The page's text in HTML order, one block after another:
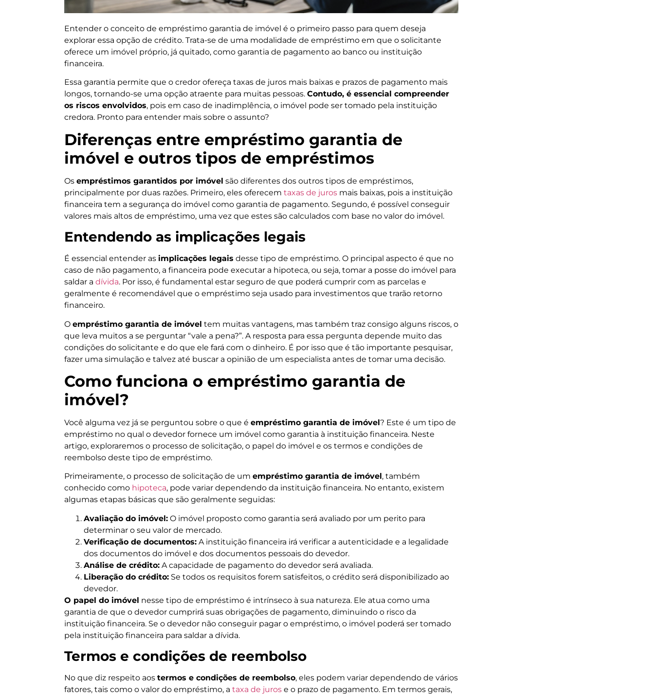
Entender o conceito de empréstimo garantia de imóvel é o primeiro passo para quem deseja
explorar essa opção de crédito. Trata-se de uma modalidade de empréstimo em que o solicitante
oferece um imóvel próprio, já quitado, como garantia de pagamento ao banco ou instituição
financeira.
Essa garantia permite que o credor ofereça taxas de juros mais baixas e prazos de pagamento mais
longos, tornando-se uma opção atraente para muitas pessoas. Contudo, é essencial compreender
os riscos envolvidos, pois em caso de inadimplência, o imóvel pode ser tomado pela instituição
credora. Pronto para entender mais sobre o assunto?
Diferenças entre empréstimo garantia de
imóvel e outros tipos de empréstimos
Os empréstimos garantidos por imóvel são diferentes dos outros tipos de empréstimos,
principalmente por duas razões. Primeiro, eles oferecem taxas de juros mais baixas, pois a instituição
financeira tem a segurança do imóvel como garantia de pagamento. Segundo, é possível conseguir
valores mais altos de empréstimo, uma vez que estes são calculados com base no valor do imóvel.
Entendendo as implicações legais
É essencial entender as implicações legais desse tipo de empréstimo. O principal aspecto é que no
caso de não pagamento, a financeira pode executar a hipoteca, ou seja, tomar a posse do imóvel para
saldar a dívida. Por isso, é fundamental estar seguro de que poderá cumprir com as parcelas e
geralmente é recomendável que o empréstimo seja usado para investimentos que trarão retorno
financeiro.
O empréstimo garantia de imóvel tem muitas vantagens, mas também traz consigo alguns riscos, o
que leva muitos a se perguntar “vale a pena?”. A resposta para essa pergunta depende muito das
condições do solicitante e do que ele fará com o dinheiro. É por isso que é tão importante pesquisar,
fazer uma simulação e talvez até buscar a opinião de um especialista antes de tomar uma decisão.
Como funciona o empréstimo garantia de
imóvel?
Você alguma vez já se perguntou sobre o que é empréstimo garantia de imóvel? Este é um tipo de
empréstimo no qual o devedor fornece um imóvel como garantia à instituição financeira. Neste
artigo, exploraremos o processo de solicitação, o papel do imóvel e os termos e condições de
reembolso deste tipo de empréstimo.
Primeiramente, o processo de solicitação de um empréstimo garantia de imóvel, também
conhecido como hipoteca, pode variar dependendo da instituição financeira. No entanto, existem
algumas etapas básicas que são geralmente seguidas:
Avaliação do imóvel: O imóvel proposto como garantia será avaliado por um perito para
determinar o seu valor de mercado.
Verificação de documentos: A instituição financeira irá verificar a autenticidade e a legalidade
dos documentos do imóvel e dos documentos pessoais do devedor.
Análise de crédito: A capacidade de pagamento do devedor será avaliada.
Liberação do crédito: Se todos os requisitos forem satisfeitos, o crédito será disponibilizado ao
devedor.
O papel do imóvel nesse tipo de empréstimo é intrínseco à sua natureza. Ele atua como uma
garantia de que o devedor cumprirá suas obrigações de pagamento, diminuindo o risco da
instituição financeira. Se o devedor não conseguir pagar o empréstimo, o imóvel poderá ser tomado
pela instituição financeira para saldar a dívida.
Termos e condições de reembolso
No que diz respeito aos termos e condições de reembolso, eles podem variar dependendo de vários
fatores, tais como o valor do empréstimo, a taxa de juros e o prazo de pagamento. Em termos gerais,